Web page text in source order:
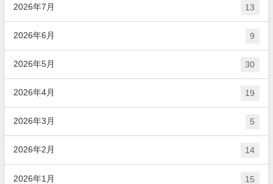
2026年7月 13
2026年6月 9
2026年5月 30
2026年4月 19
2026年3月 5
2026年2月 14
2026年1月 15